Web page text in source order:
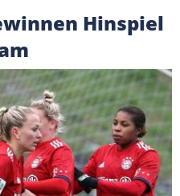
Hinspiel